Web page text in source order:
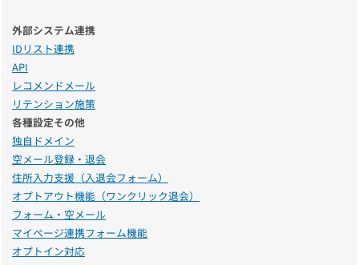
外部システム連携
IDリスト連携
API
レコメンドメール
リテンション施策
各種設定その他
独自ドメイン
空メール登録・退会
住所入力支援（入退会フォーム）
オプトアウト機能（ワンクリック退会）
フォーム・空メール
マイページ連携フォーム機能
オプトイン対応